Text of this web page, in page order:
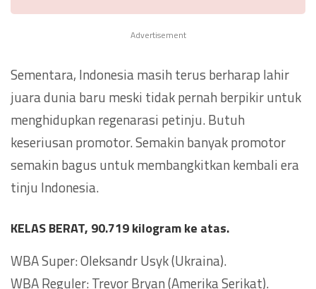
Advertisement
Sementara, Indonesia masih terus berharap lahir
juara dunia baru meski tidak pernah berpikir untuk
menghidupkan regenarasi petinju. Butuh
keseriusan promotor. Semakin banyak promotor
semakin bagus untuk membangkitkan kembali era
tinju Indonesia.
KELAS BERAT, 90.719 kilogram ke atas.
WBA Super: Oleksandr Usyk (Ukraina).
WBA Reguler: Trevor Bryan (Amerika Serikat).